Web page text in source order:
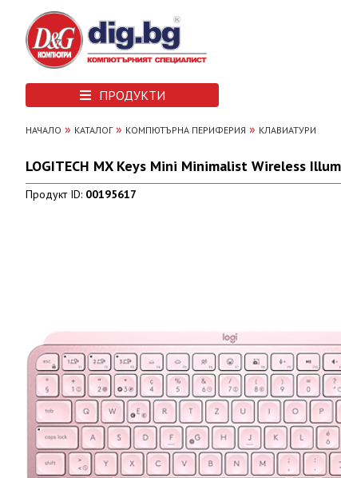
ПРОДУКТИ
НАЧАЛО » КАТАЛОГ» КОМПЮТЪРНА ПЕРИФЕРИЯ » КЛАВИАТУРИ
LOGITECH MX Keys Mini Minimalist Wireless
Продукт ID: 00195617